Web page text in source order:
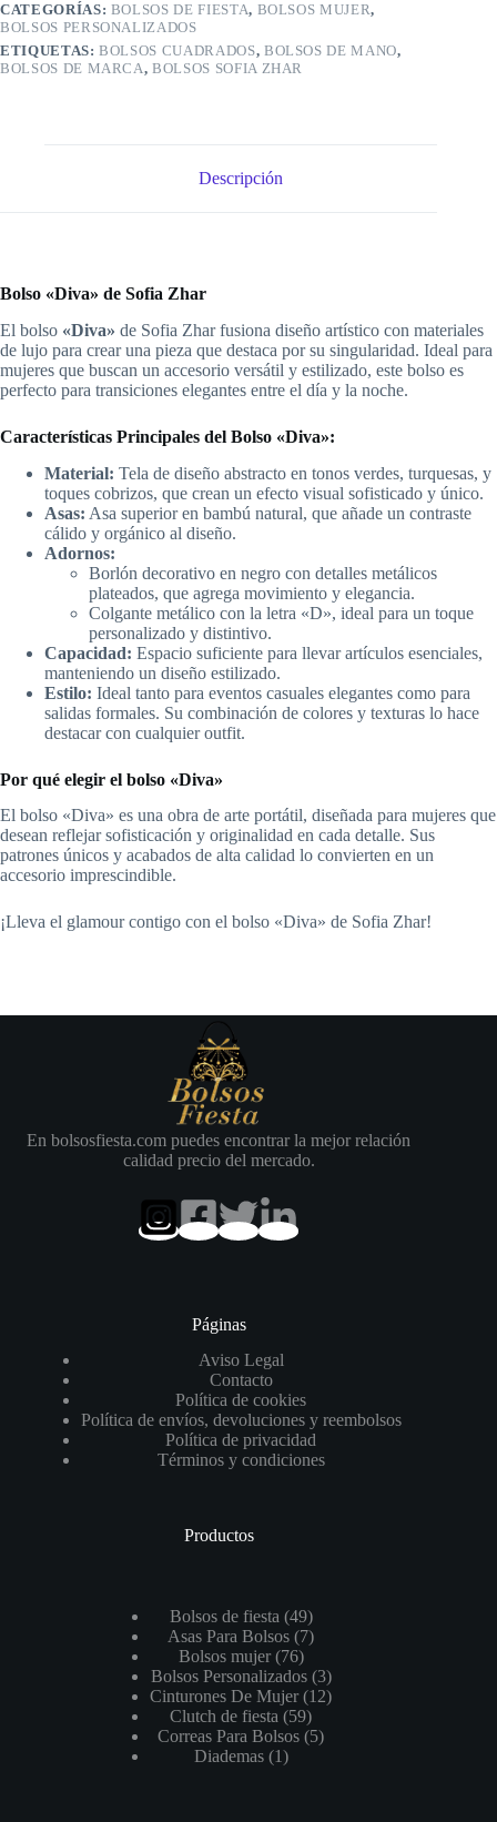
CATEGORÍAS: BOLSOS DE FIESTA, BOLSOS MUJER,
BOLSOS PERSONALIZADOS
ETIQUETAS:BOLSOS CUADRADOS, BOLSOS DE MANO,
BOLSOS DE MARCA,BOLSOS SOFIA ZHAR
Descripción
Bolso «Diva» de Sofia Zhar
El bolso «Diva» de Sofia Zhar fusiona diseño artístico con materiales
de lujo para crear una pieza que destaca por su singularidad. Ideal para
mujeres que buscan un accesorio versátil y estilizado, este bolso es
perfecto para transiciones elegantes entre el día y la noche.
Características Principales del Bolso «Diva»:
Material: Tela de diseño abstracto en tonos verdes, turquesas, y
toques cobrizos, que crean un efecto visual sofisticado y único.
Asas: Asa superior en bambú natural, que añade un contraste
cálido y orgánico al diseño.
Adornos:
Borlón decorativo en negro con detalles metálicos
plateados, que agrega movimiento y elegancia.
Colgante metálico con la letra «D», ideal para un toque
personalizado y distintivo.
Capacidad: Espacio suficiente para llevar artículos esenciales,
manteniendo un diseño estilizado.
Estilo: Ideal tanto para eventos casuales elegantes como para
salidas formales. Su combinación de colores y texturas lo hace
destacar con cualquier outfit.
Por qué elegir el bolso «Diva»
El bolso «Diva» es una obra de arte portátil, diseñada para mujeres que
desean reflejar sofisticación y originalidad en cada detalle. Sus
patrones únicos y acabados de alta calidad lo convierten en un
accesorio imprescindible.
¡Lleva el glamour contigo con el bolso «Diva» de Sofia Zhar!
En bolsosfiesta.com puedes encontrar la mejor relación
calidad precio del mercado.
Páginas
Aviso Legal
Contacto
Política de cookies
Política de envíos, devoluciones y reembolsos
Política de privacidad
Términos y condiciones
Productos
Bolsos de fiesta 4949
productos
Asas Para Bolsos 77
Bolsos mujer 7676
productos
Bolsos Personalizados 33
productos
Cinturones De Mujer 1212
Clutch de fiesta 5959
productos
Correas Para Bolsos 55
Diademas 11